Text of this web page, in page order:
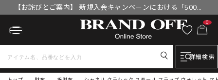
【お詫びとご案内】 新規入会キャンペーンにおける「500円
OFFクーポン」付与漏れと補填について
0
詳細検索